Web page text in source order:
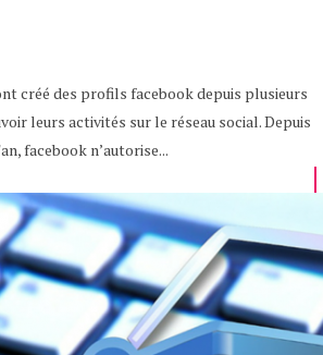
créé des profils facebook depuis plusieurs
leurs activités sur le réseau social. Depuis
facebook n’autorise...